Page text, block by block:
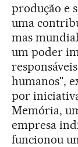
produção e
uma
mas
um poder
humanos",
por
Memória,
empresa
funcionou